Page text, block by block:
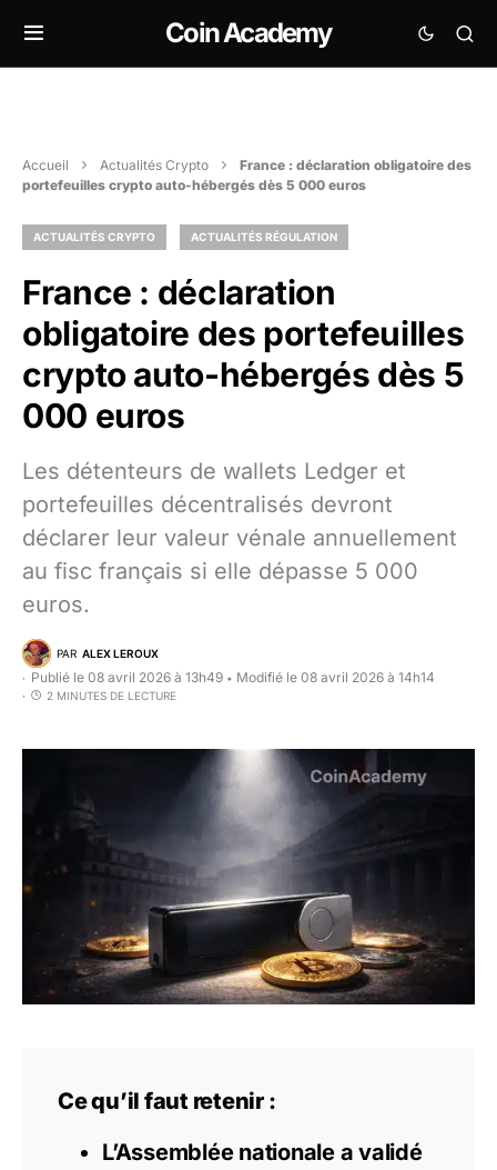
Coin Academy
Accueil Actualités Crypto
France : déclaration obligatoire des
portefeuilles crypto auto-hébergés dès 5 000 euros
ACTUALITÉS CRYPTO ACTUALITÉS RÉGULATION
France : déclaration
obligatoire des portefeuilles
crypto auto-hébergés dès 5
000 euros
Les détenteurs de wallets Ledger et
portefeuilles décentralisés devront
déclarer leur valeur vénale annuellement
au fisc français si elle dépasse 5 000
euros.
PAR ALEX LEROUX
Publié le 08 avril 2026 à 13h49 • Modifié le 08 avril 2026 à 14h14
2 MINUTES DE LECTURE
Ce qu’il faut retenir :
L’Assemblée nationale a validé